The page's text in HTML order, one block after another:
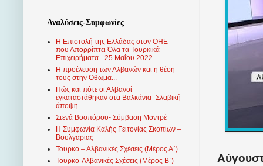
Αναλύσεις-Συμφωνίες
Η Επιστολή της Ελλάδας στον ΟΗΕ
που Απορρίπτει Όλα τα Τουρκικά
Επιχειρήματα - 25 Μαΐου 2022
Η προέλευση των Αλβανών και η θέση
τους στην Οθωμα...
Πώς και πότε οι Αλβανοί
εγκαταστάθηκαν στα Βαλκάνια- Σλαβική
άποψη
Στενά Βοσπόρου- Σύμβαση Μοντρέ
Η Συμφωνία Καλής Γειτονίας Σκοπίων –
Βουλγαρίας
Τουρκο – Αλβανικές Σχέσεις (Mέρος Α΄)
Τουρκο-Αλβανικές Σχέσεις (Μέρος Β΄)